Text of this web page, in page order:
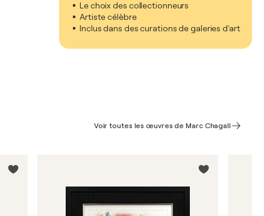
Le choix des collectionneurs
Artiste célèbre
Inclus dans des curations de galeries d'art
Voir toutes les œuvres de Marc Chagall